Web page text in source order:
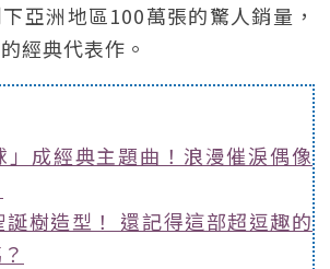
亞洲地區100萬張的驚人銷量，
經典代表作。
」成經典主題曲！浪漫催淚偶像
誕樹造型！ 還記得這部超逗趣的